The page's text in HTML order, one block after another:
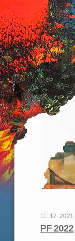
11. 12. 2021
PF 2022